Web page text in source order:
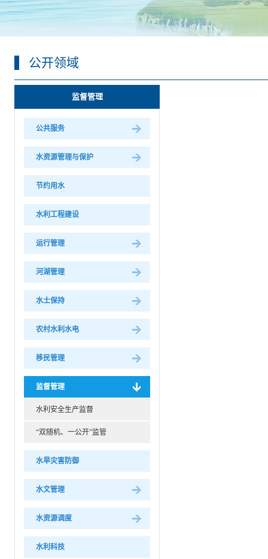
公开领域
监督管理
公共服务
水资源管理与保护
节约用水
水利工程建设
运行管理
河湖管理
水土保持
农村水利水电
移民管理
监督管理
水利安全生产监督
“双随机、一公开”监管
水旱灾害防御
水文管理
水资源调度
水利科技